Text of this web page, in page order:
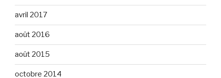
avril 2017
août 2016
août 2015
octobre 2014